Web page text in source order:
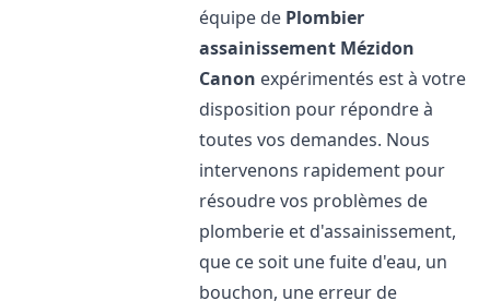
équipe de Plombier
assainissement Mézidon
Canon expérimentés est à votre
disposition pour répondre à
toutes vos demandes. Nous
intervenons rapidement pour
résoudre vos problèmes de
plomberie et d'assainissement,
que ce soit une fuite d'eau, un
bouchon, une erreur de